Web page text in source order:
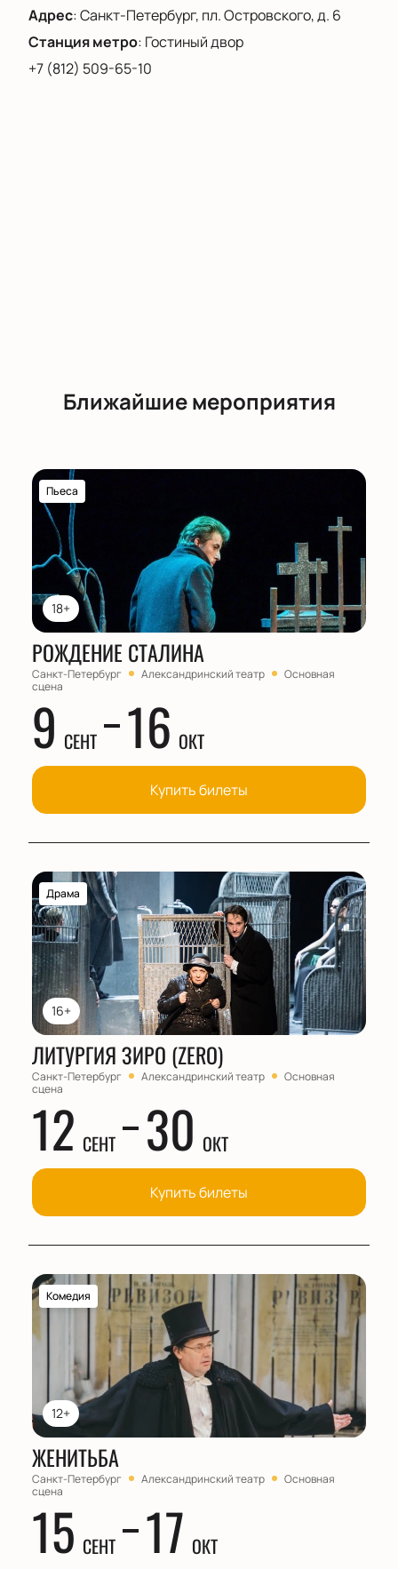
Адрес:Санкт-Петербург, пл. Островского, д. 6
Станция метро: Гостиный двор
+7 (812) 509-65-10
Ближайшие мероприятия
18+
Пьеса
РОЖДЕНИЕ СТАЛИНА
Санкт-Петербург Александринский театр
Основная
сцена
9 СЕНТ 16 ОКТ
Купить билеты
16+
Драма
ЛИТУРГИЯ ЗИРО (ZERO)
Санкт-Петербург Александринский театр
Основная
сцена
12 СЕНТ 30 ОКТ
Купить билеты
12+
Комедия
ЖЕНИТЬБА
Санкт-Петербург Александринский театр
Основная
сцена
15 СЕНТ 17 ОКТ